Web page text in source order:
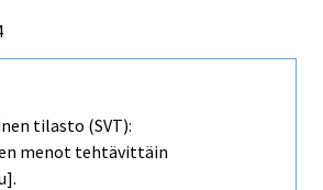
tilasto (SVT):
menot tehtävittäin